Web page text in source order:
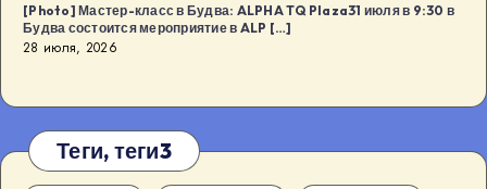
[Photo] Мастер-класс в Будва: ALPHA TQ Plaza31 июля в 9:30 в
Будва состоится мероприятие в ALP […]
28 июля, 2026
Теги, теги3